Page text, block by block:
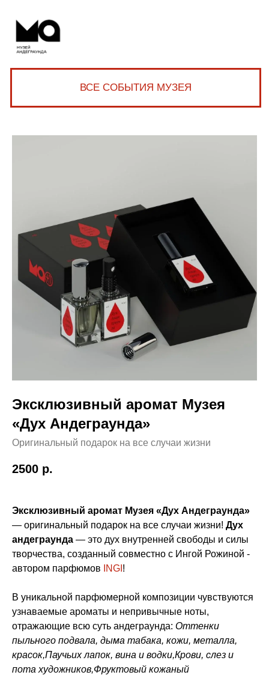
Эксклюзивный аромат Музея
«Дух Андеграунда»
Оригинальный подарок на все случаи жизни
2500 р.
Эксклюзивный аромат Музея «Дух Андеграунда»
— оригинальный подарок на все случаи жизни! Дух
андеграунда — это дух внутренней свободы и силы
творчества, созданный совместно с Ингой Рожиной -
автором парфюмов
INGI !
В уникальной парфюмерной композиции чувствуются
узнаваемые ароматы и непривычные ноты,
отражающие всю суть андеграунда: Оттенки
пыльного подвала, дыма табака, кожи, металла,
красок,Паучьих лапок, вина и водки,Крови, слез и
пота художников,Фруктовый кожаный